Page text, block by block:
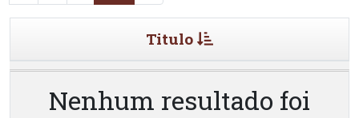
Titulo
Nenhum resultado foi